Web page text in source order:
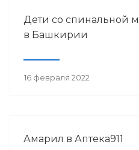
Дети со спинальной
в Башкирии
16 февраля 2022
Амарил в Аптека911